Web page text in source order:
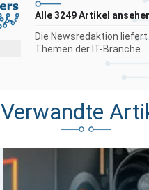
Alle 3249 Artikel
Die Newsredaktion
Themen der IT-Branche...
Verwandte